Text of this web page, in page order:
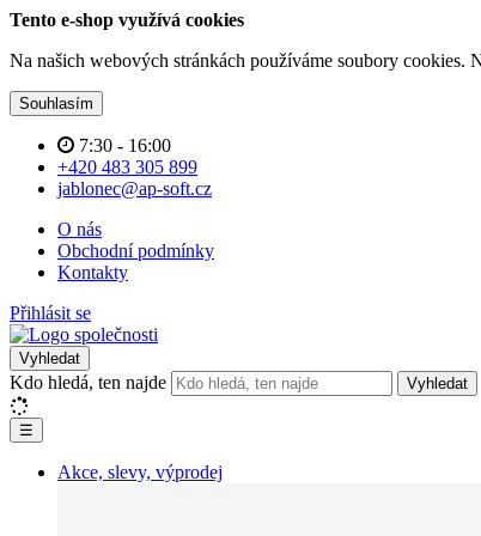
Tento e-shop využívá cookies
Na našich webových stránkách používáme soubory cookies.
Souhlasím
7:30 - 16:00
+420 483 305 899
jablonec@ap-soft.cz
O nás
Obchodní podmínky
Kontakty
Přihlásit se
Vyhledat
Kdo hledá, ten najde Vyhledat
☰
Akce, slevy, výprodej